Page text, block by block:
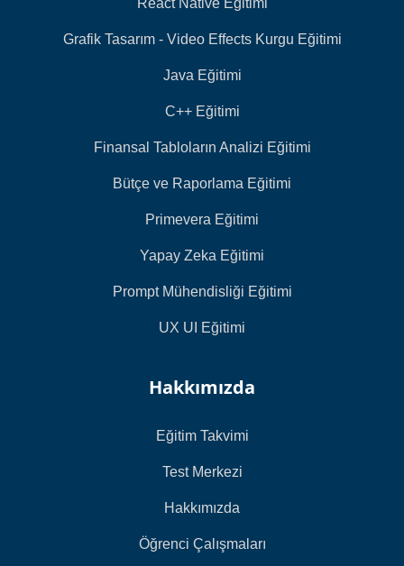
React Native Eğitimi
Grafik Tasarım - Video Effects Kurgu Eğitimi
Java Eğitimi
C++ Eğitimi
Finansal Tabloların Analizi Eğitimi
Bütçe ve Raporlama Eğitimi
Primevera Eğitimi
Yapay Zeka Eğitimi
Prompt Mühendisliği Eğitimi
UX UI Eğitimi
Hakkımızda
Eğitim Takvimi
Test Merkezi
Hakkımızda
Öğrenci Çalışmaları